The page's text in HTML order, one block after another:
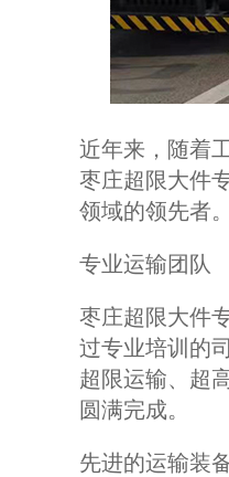
近年来，随着
枣庄超限大件
领域的领先者。
专业运输团队
枣庄超限大件
过专业培训的
超限运输、超
圆满完成。
先进的运输装